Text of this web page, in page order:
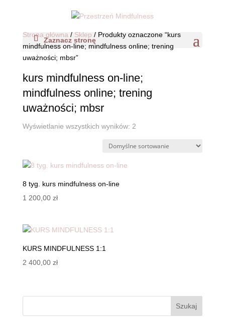
Zaznacz stronę
Strona główna / Sklep / Produkty oznaczone “kurs
mindfulness on-line; mindfulness online; trening
uważności; mbsr”
kurs mindfulness on-line;
mindfulness online; trening
uważności; mbsr
Wyświetlanie wszystkich wyników: 2
8 tyg. kurs mindfulness on-line
1 200,00 zł
KURS MINDFULNESS 1:1
2 400,00 zł
Szukaj